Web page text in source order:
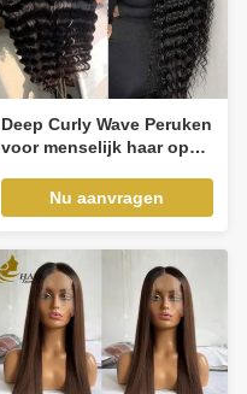
Deep Curly Wave Peruken
voor menselijk haar op
maagdelijk haar 13*4
Front Lace Peruk
Nu aanvragen